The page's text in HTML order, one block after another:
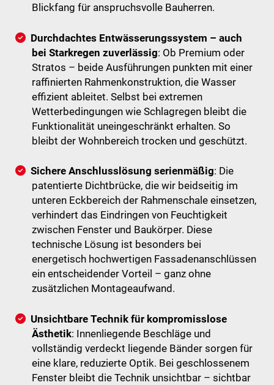
Blickfang für anspruchsvolle Bauherren.
Durchdachtes Entwässerungssystem – auch
bei Starkregen zuverlässig: Ob Premium oder
Stratos – beide Ausführungen punkten mit einer
raffinierten Rahmenkonstruktion, die Wasser
effizient ableitet. Selbst bei extremen
Wetterbedingungen wie Schlagregen bleibt die
Funktionalität uneingeschränkt erhalten. So
bleibt der Wohnbereich trocken und geschützt.
Sichere Anschlusslösung serienmäßig: Die
patentierte Dichtbrücke, die wir beidseitig im
unteren Eckbereich der Rahmenschale einsetzen,
verhindert das Eindringen von Feuchtigkeit
zwischen Fenster und Baukörper. Diese
technische Lösung ist besonders bei
energetisch hochwertigen Fassadenanschlüssen
ein entscheidender Vorteil – ganz ohne
zusätzlichen Montageaufwand.
Unsichtbare Technik für kompromisslose
Ästhetik: Innenliegende Beschläge und
vollständig verdeckt liegende Bänder sorgen für
eine klare, reduzierte Optik. Bei geschlossenem
Fenster bleibt die Technik unsichtbar – sichtbar